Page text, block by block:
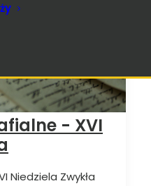
- XVI
Niedziela Zwykła